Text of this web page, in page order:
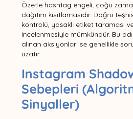
Özetle hashtag engeli, çoğu
dağıtım kısıtlamasıdır. Doğru
kontrolü, yasaklı etiket taraması
incelenmesiyle mümkündür. Bu
alınan aksiyonlar ise genellikle
uzatır.
Instagram
Sebepleri
Sinyaller)